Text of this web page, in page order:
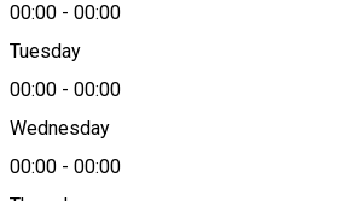
00:00 - 00:00
Tuesday
00:00 - 00:00
Wednesday
00:00 - 00:00
Map